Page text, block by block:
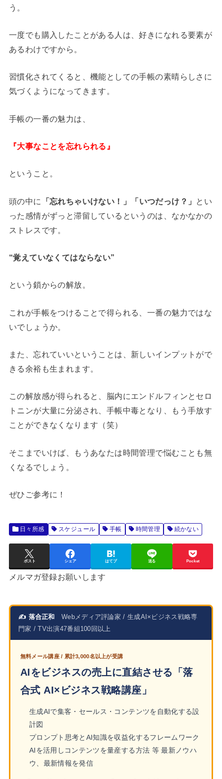
う。
一度でも購入したことがある人は、好きになれる要素が
あるわけですから。
習慣化されてくると、機能としての手帳の素晴らしさに
気づくようになってきます。
手帳の一番の魅力は、
『大事なことを忘れられる』
ということ。
頭の中に 「忘れちゃいけない！」「いつだっけ？」 とい
った感情がずっと滞留しているというのは、なかなかの
ストレスです。
“覚えていなくてはならない”
という鎖からの解放。
これが手帳をつけることで得られる、一番の魅力ではな
いでしょうか。
また、忘れていいということは、新しいインプットがで
きる余裕も生まれます。
この解放感が得られると、脳内にエンドルフィンとセロ
トニンが大量に分泌され、手帳中毒となり、もう手放す
ことができなくなります（笑）
そこまでいけば、もうあなたは時間管理で悩むことも無
くなるでしょう。
ぜひご参考に！
日々所感 スケジュール 手帳 時間管理 続かない
ポスト シェア はてブ 送る Pocket
メルマガ登録お願いします
✍ 落合正和
Webメディア評論家 / 生成AI×ビジネス戦略専
門家 / TV出演47番組100回以上
無料メール講座 / 累計3,000名以上が受講
AIをビジネスの売上に直結させる「落
合式 AI×ビジネス戦略講座」
生成AIで集客・セールス・コンテンツを自動化する設
計図
プロンプト思考とAI知識を収益化するフレームワーク
AIを活用しコンテンツを量産する方法 等 最新ノウハ
ウ、最新情報を発信